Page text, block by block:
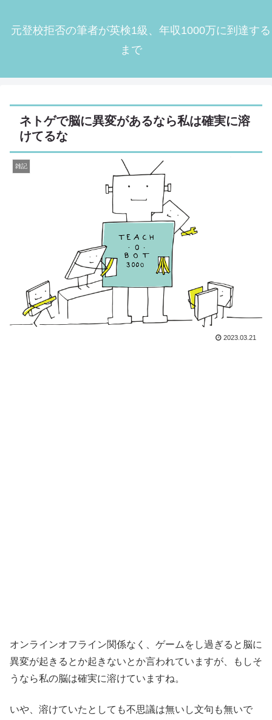
元登校拒否の筆者が英検1級、年収1000万に到達する
まで
ネトゲで脳に異変があるなら私は確実に溶
けてるな
雑記
2023.03.21
オンラインオフライン関係なく、ゲームをし過ぎると脳に
異変が起きるとか起きないとか言われていますが、もしそ
うなら私の脳は確実に溶けていますね。
いや、溶けていたとしても不思議は無いし文句も無いで